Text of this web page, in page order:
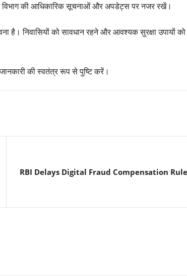
की आधिकारिक सूचनाओं और अपडेट्स पर नजर रखें।
है। निवासियों को सावधान रहने और आवश्यक सुरक्षा उपायों
की स्वतंत्र रूप से पुष्टि करें।
RBI Delays Digital Fraud Compensation